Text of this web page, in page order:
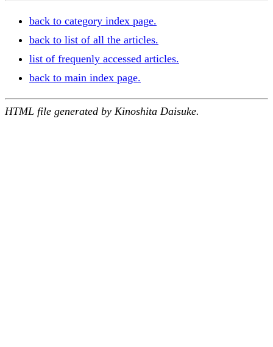
back to category index page.
back to list of all the articles.
list of frequenly accessed articles.
back to main index page.
HTML file generated by Kinoshita Daisuke.